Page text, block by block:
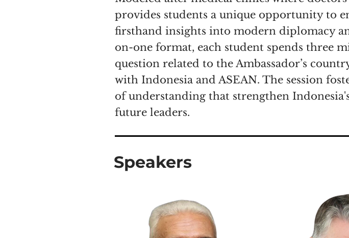
provides students a unique opportunity to
firsthand insights into modern diplomacy
on-one format, each student spends three
question related to the Ambassador’s
with Indonesia and ASEAN. The session
of understanding that strengthen
future leaders.
klinik medis di mana dokter bertemu dengan banyak
mahasiswa untuk berinteraksi langsung dengan Duta
waktu tiga menit dengan seorang Duta Besar untuk
Besar tersebut, kebijakan luar negerinya, atau
yang bermakna, membangun jembatan pemahaman
Speakers